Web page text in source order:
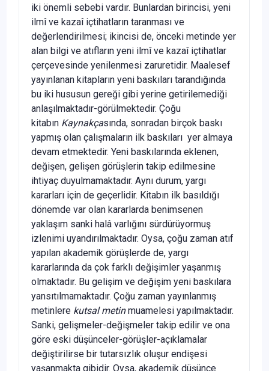
iki önemli sebebi vardır. Bunlardan birincisi, yeni
ilmî ve kazaî içtihatların taranması ve
değerlendirilmesi; ikincisi de, önceki metinde yer
alan bilgi ve atıfların yeni ilmî ve kazaî içtihatlar
çerçevesinde yenilenmesi zaruretidir. Maalesef
yayınlanan kitapların yeni baskıları tarandığında
bu iki hususun gereği gibi yerine getirilemediği
anlaşılmaktadır-görülmektedir. Çoğu
kitabın Kaynakçasında, sonradan birçok baskı
yapmış olan çalışmaların ilk baskıları yer almaya
devam etmektedir. Yeni baskılarında eklenen,
değişen, gelişen görüşlerin takip edilmesine
ihtiyaç duyulmamaktadır. Aynı durum, yargı
kararları için de geçerlidir. Kitabın ilk basıldığı
dönemde var olan kararlarda benimsenen
yaklaşım sanki halâ varlığını sürdürüyormuş
izlenimi uyandırılmaktadır. Oysa, çoğu zaman atıf
yapılan akademik görüşlerde de, yargı
kararlarında da çok farklı değişimler yaşanmış
olmaktadır. Bu gelişim ve değişim yeni baskılara
yansıtılmamaktadır. Çoğu zaman yayınlanmış
metinlere kutsal metinmuamelesi yapılmaktadır.
Sanki, gelişmeler-değişmeler takip edilir ve ona
göre eski düşünceler-görüşler-açıklamalar
değiştirilirse bir tutarsızlık oluşur endişesi
yaşanmakta gibidir. Oysa, akademik düşünce